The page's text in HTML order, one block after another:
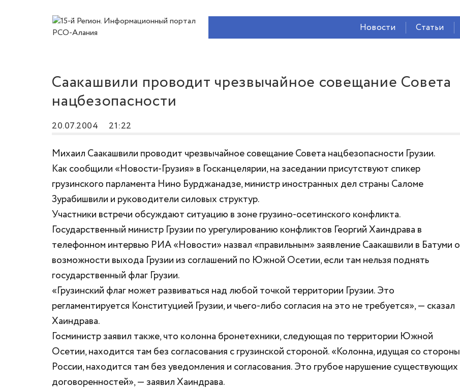
1.78 м/сНовости Статьи
Саакашвили проводит чрезвычайное совещание Совета
нацбезопасности
20.07.2004 21:22
Михаил Саакашвили проводит чрезвычайное совещание Совета нацбезопасности Грузии.
Как сообщили «Новости-Грузия» в Госканцелярии, на заседании присутствуют спикер
грузинского парламента Нино Бурджанадзе, министр иностранных дел страны Саломе
Зурабишвили и руководители силовых структур.
Участники встречи обсуждают ситуацию в зоне грузино-осетинского конфликта.
Государственный министр Грузии по урегулированию конфликтов Георгий Хаиндрава в
телефонном интервью РИА «Новости» назвал «правильным» заявление Саакашвили в Батуми о
возможности выхода Грузии из соглашений по Южной Осетии, если там нельзя поднять
государственный флаг Грузии.
«Грузинский флаг может развиваться над любой точкой территории Грузии. Это
регламентируется Конституцией Грузии, и чьего-либо согласия на это не требуется», — сказал
Хаиндрава.
Госминистр заявил также, что колонна бронетехники, следующая по территории Южной
Осетии, находится там без согласования с грузинской стороной. «Колонна, идущая со стороны
России, находится там без уведомления и согласования. Это грубое нарушение существующих
договоренностей», — заявил Хаиндрава.